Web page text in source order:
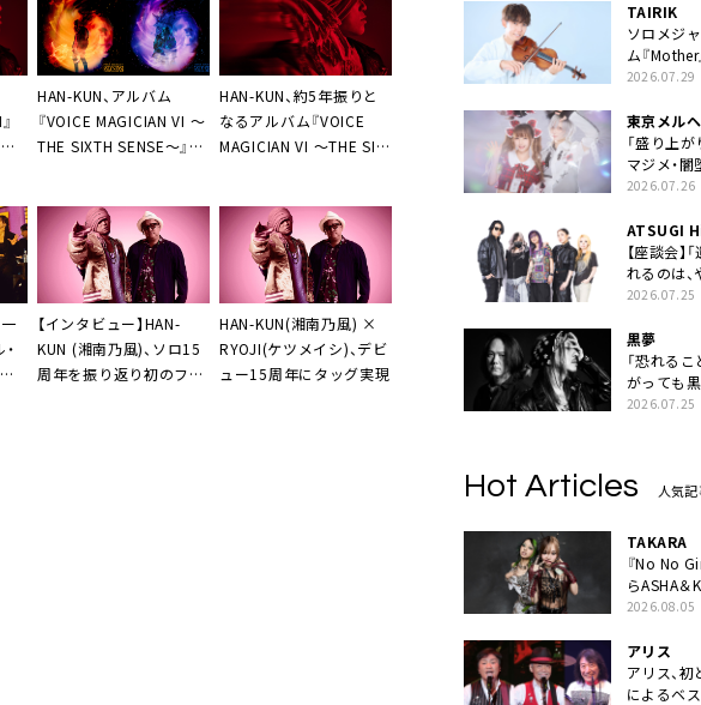
HAN-KUN、アルバム
『VOICE MAGICIAN VI ～
THE SIXTH SENSE～』収
弾先行配信
HAN-KUN、約5年振りと
なるアルバム『VOICE
MAGICIAN VI ～THE SIX
ト公開
【インタビュー】HAN-
KUN (湘南乃風)、ソロ15
周年を振り返り初のフィ
HAN-KUN(湘南乃風) ×
RYOJI(ケツメイシ)、デビ
ュー15周年にタッグ実現
TAIRIK
ソロメジ
ム『Mother
2026.07.29
東京メル
「盛り上が
マジメ・闇
2026.07.26
ATSUGI
Rock
【座談会】
れるのは、
2026.07.25
黒夢
「恐れる
がっても
2026.07.25
Hot Articles 人気
TAKARA
『No No
らASHA＆
ニット・
2026.08.05
アリス
アリス、
によるベ